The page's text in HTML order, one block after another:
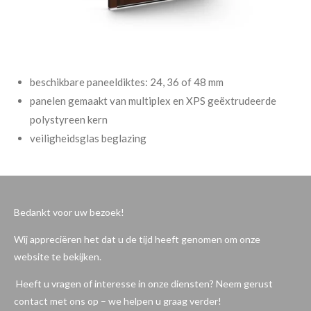
beschikbare paneeldiktes: 24, 36 of 48 mm
panelen gemaakt van multiplex en XPS geëxtrudeerde
polystyreen kern
veiligheidsglas beglazing
Bedankt voor uw bezoek!
Wij appreciëren het dat u de tijd heeft genomen om onze
website te bekijken.
Heeft u vragen of interesse in onze diensten? Neem gerust
contact met ons op – we helpen u graag verder!